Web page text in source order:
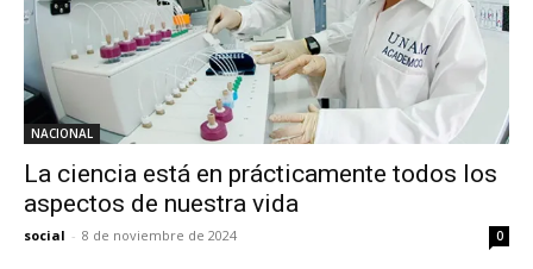
NACIONAL
La ciencia está en prácticamente todos los
aspectos de nuestra vida
social - 8 de noviembre de 2024 0